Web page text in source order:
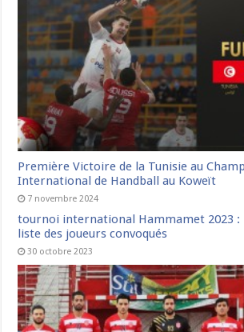
Première Victoire de la Tunisie au
International de Handball au Koweït
7 novembre 2024
tournoi international Hammamet 2023
liste des joueurs convoqués
30 octobre 2023